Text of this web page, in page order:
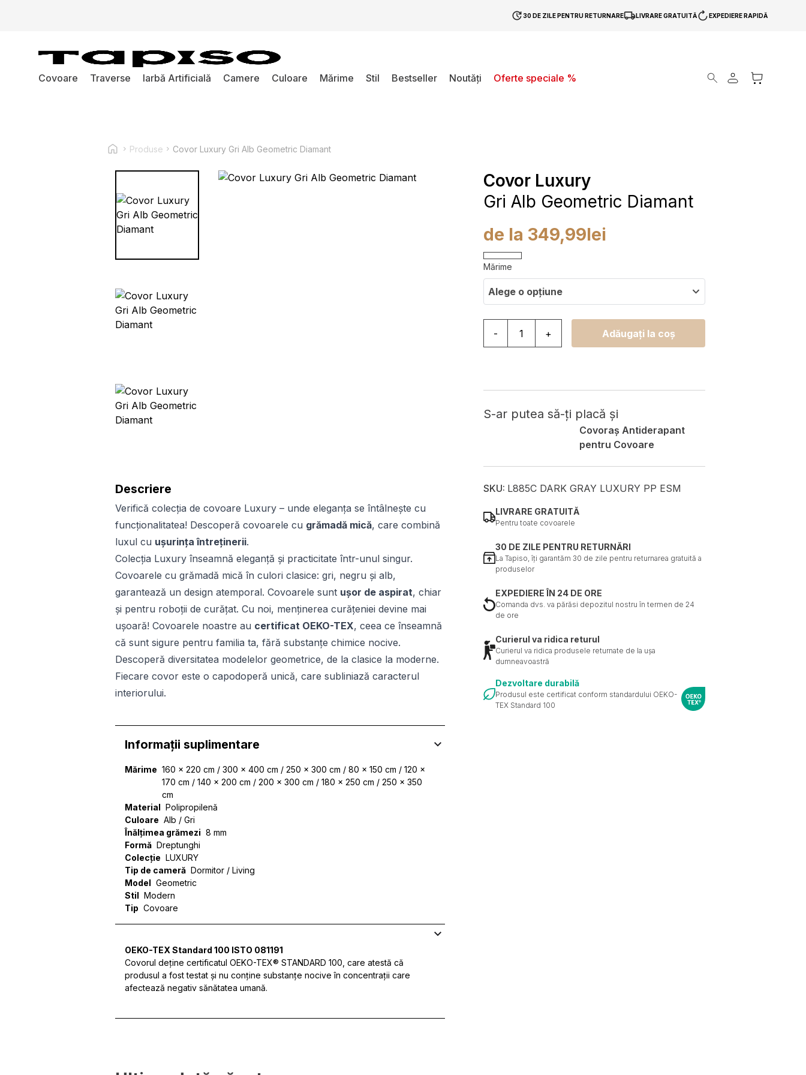
30 DE ZILE PENTRU RETURNARE LIVRARE GRATUITĂ EXPEDIERE RAPIDĂ
Covoare Traverse Iarbă Artificială Camere Culoare Mărime Stil Bestseller Noutăți Oferte speciale %
Products search
Produse Covor Luxury Gri Alb Geometric Diamant
Descriere
Verifică colecția de covoare Luxury – unde eleganța se întâlnește cu
funcționalitatea! Descoperă covoarele cu grămadă mică, care combină
luxul cu ușurința întreținerii.
Colecția Luxury înseamnă eleganță și practicitate într-unul singur.
Covoarele cu grămadă mică în culori clasice: gri, negru și alb,
garantează un design atemporal. Covoarele sunt ușor de aspirat, chiar
și pentru roboții de curățat. Cu noi, menținerea curățeniei devine mai
ușoară! Covoarele noastre au certificat OEKO-TEX, ceea ce înseamnă
că sunt sigure pentru familia ta, fără substanțe chimice nocive.
Descoperă diversitatea modelelor geometrice, de la clasice la moderne.
Fiecare covor este o capodoperă unică, care subliniază caracterul
interiorului.
Covor Luxury
Gri Alb Geometric Diamant
de la 349,99lei
Mărime
Alege o opțiune
- + Adăugați la coș
S-ar putea să-ți placă și
Covoraș Antiderapant
pentru Covoare
SKU: L885C DARK GRAY LUXURY PP ESM
LIVRARE GRATUITĂ
Pentru toate covoarele
30 DE ZILE PENTRU RETURNĂRI
La Tapiso, îți garantăm 30 de zile pentru returnarea gratuită a
produselor
EXPEDIERE ÎN 24 DE ORE
Comanda dvs. va părăsi depozitul nostru în termen de 24
de ore
Curierul va ridica returul
Curierul va ridica produsele returnate de la ușa
dumneavoastră
Dezvoltare durabilă
Produsul este certificat conform standardului OEKO-
TEX Standard 100
Informații suplimentare
Mărime 160 x 220 cm / 300 x 400 cm / 250 x 300 cm / 80 x 150 cm / 120 x
170 cm / 140 x 200 cm / 200 x 300 cm / 180 x 250 cm / 250 x 350
cm
Material Polipropilenă
Culoare Alb / Gri
Înălțimea grămezi 8 mm
Formă Dreptunghi
Colecție LUXURY
Tip de cameră Dormitor / Living
Model Geometric
Stil Modern
Tip Covoare
OEKO-TEX Standard 100 ISTO 081191
Covorul deține certificatul OEKO-TEX® STANDARD 100, care atestă că
produsul a fost testat și nu conține substanțe nocive în concentrații care
afectează negativ sănătatea umană.
Necesare